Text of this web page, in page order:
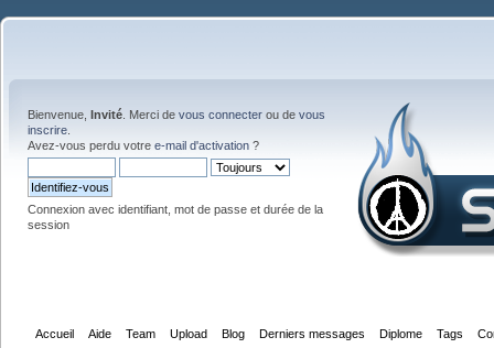
Bienvenue, Invité . Merci de vous connecter ou de vous
inscrire
Avez-vous perdu votre e-mail d'activation ?
Connexion avec identifiant, mot de passe et durée de la
session
Accueil Aide Team Upload Blog Derniers messages Diplome Tags